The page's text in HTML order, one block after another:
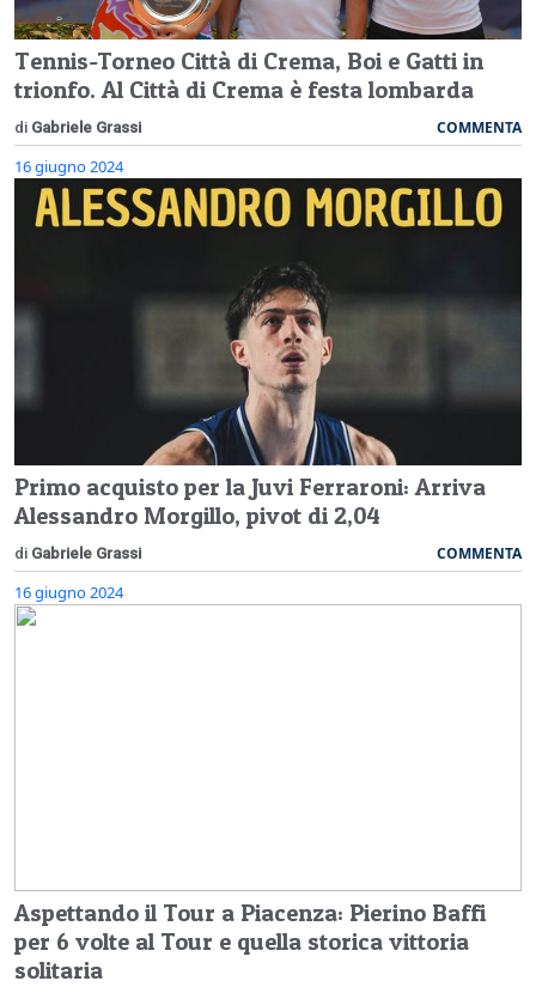
Tennis-Torneo Città di Crema, Boi e Gatti in
trionfo. Al Città di Crema è festa lombarda
di Gabriele Grassi COMMENTA
16 giugno 2024
Primo acquisto per la Juvi Ferraroni: Arriva
Alessandro Morgillo, pivot di 2,04
di Gabriele Grassi COMMENTA
16 giugno 2024
Aspettando il Tour a Piacenza: Pierino Baffi
per 6 volte al Tour e quella storica vittoria
solitaria